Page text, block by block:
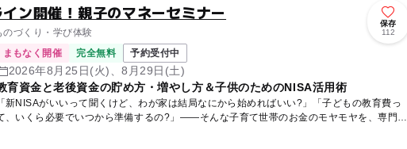
ン開催！親子のマネーセミナー
のづくり・学び体験
保存
112
まもなく開催 完全無料 予約受付中
2026年8月25日(火)、8月29日(土)
育資金と老後資金の貯め方・増やし方＆子供のためのNISA活用術
「新NISAがいいって聞くけど、わが家は結局なにから始めればいい?」「子どもの教育費っ
、いくら必要でいつから準備するの?」——そんな子育て世帯のお金のモヤモヤを、専門の